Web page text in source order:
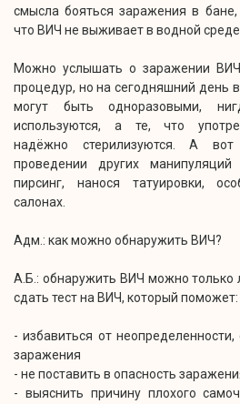
смысла бояться заражения в бане,
что ВИЧ не выживает в водной среде.
Можно услышать о заражении
процедур, но на сегодняшний день
могут быть одноразовыми,
используются, а те, что
надёжно стерилизуются. А
проведении других
пирсинг, нанося татуировки,
салонах.
Адм.: как можно обнаружить ВИЧ?
А.Б.: обнаружить ВИЧ можно
сдать тест на ВИЧ, который поможет:
- избавиться от неопределенности,
заражения
- не поставить в опасность
- выяснить причину плохого